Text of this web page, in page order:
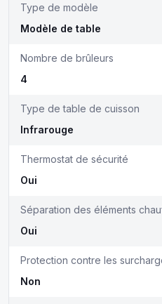
Type de modèle
Modèle de table
Nombre de brûleurs
4
Type de table de cuisson
Infrarouge
Thermostat de sécurité
Oui
Séparation des éléments
Oui
Protection contre les
Non